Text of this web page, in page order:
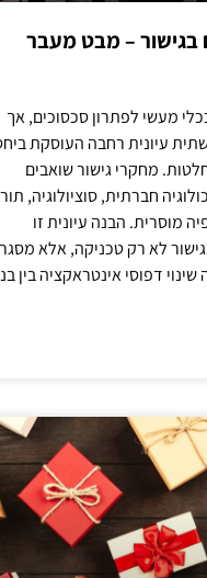
בגישור – מבט מעבר
מעשי לפתרון סכסוכים, אך
עיונית רחבה העוסקת
מחקרי גישור שואבים
חברתית, סוציולוגיה,
מוסרית. הבנה עיונית זו
לא רק טכניקה, אלא
דפוסי אינטראקציה בין